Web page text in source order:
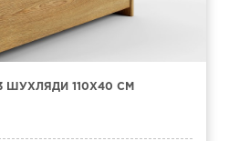
ШУХЛЯДИ 110X40 СМ